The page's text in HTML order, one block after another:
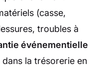
(casse,
troubles à
événementielle
la trésorerie en